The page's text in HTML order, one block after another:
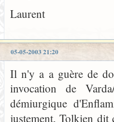
Laurent
05-05-2003 21:20
Il n'y a a guère de
invocation de
démiurgique
justement, Tolkien